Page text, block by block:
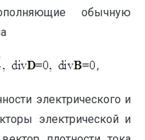
обычную
,
электрического и
электрической и